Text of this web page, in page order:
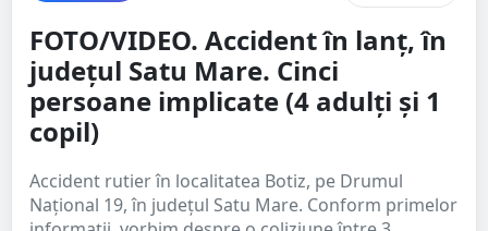
FOTO/VIDEO. Accident în lanț, în
județul Satu Mare. Cinci
persoane implicate (4 adulți și 1
copil)
Accident rutier în localitatea Botiz, pe Drumul
Național 19, în județul Satu Mare. Conform primelor